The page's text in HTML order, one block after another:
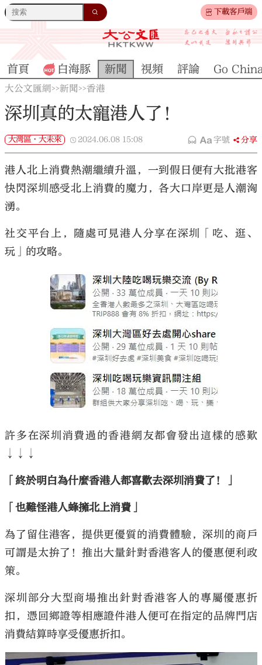
下載客戶端
大公文匯
首頁 白海豚 新聞 視頻 評論 Go
大公文匯網>>新聞>>香港
深圳真的太寵港人了！
大灣區·大未來 2024.06.08 15:08 字號 分享
港人北上消費熱潮繼續升溫，一到假日便有大批港客
快閃深圳感受北上消費的魔力，各大口岸更是人潮洶
湧。
社交平台上，隨處可見港人分享在深圳「吃、逛、
玩」的攻略。
許多在深圳消費過的香港網友都會發出這樣的感歎
↓↓↓
「終於明白為什麼香港人都喜歡去深圳消費了！」
「也難怪港人蜂擁北上消費」
為了留住港客，提供更優質的消費體驗，深圳的商戶
可謂是太拚了！推出大量針對香港客人的優惠便利政
策。
深圳部分大型商場推出針對香港客人的專屬優惠折
扣，憑回鄉證等相應證件港人便可在指定的品牌門店
消費結算時享受優惠折扣。